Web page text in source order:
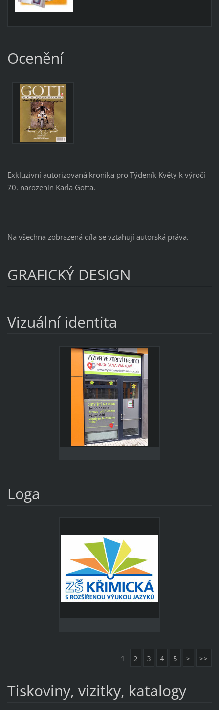
Ocenění
Exkluzivní autorizovaná kronika pro Týdeník Květy k výročí
70. narozenin Karla Gotta.
Na všechna zobrazená díla se vztahují autorská práva.
GRAFICKÝ DESIGN
Vizuální identita
Loga
1 2 3 4 5 > >>
Tiskoviny, vizitky, katalogy